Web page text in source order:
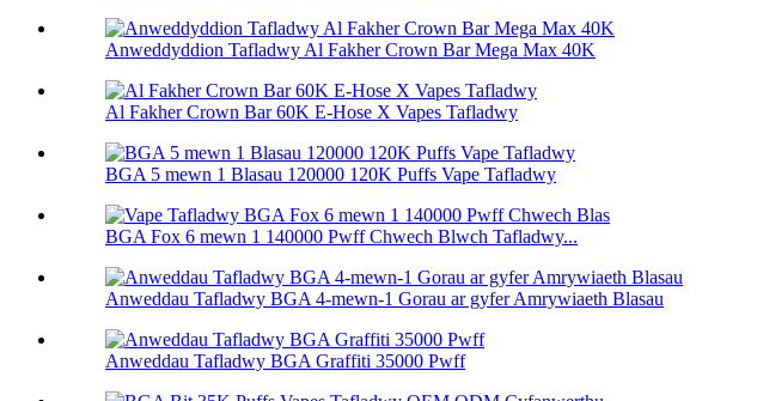
Anweddyddion Tafladwy Al Fakher Crown Bar Mega Max 40K
Al Fakher Crown Bar 60K E-Hose X Vapes Tafladwy
BGA 5 mewn 1 Blasau 120000 120K Puffs Vape Tafladwy
BGA Fox 6 mewn 1 140000 Pwff Chwech Blwch Tafladwy...
Anweddau Tafladwy BGA 4-mewn-1 Gorau ar gyfer Amrywiaeth Blasau
Anweddau Tafladwy BGA Graffiti 35000 Pwff